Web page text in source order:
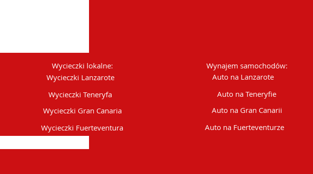
Wycieczki lokalne:
Wycieczki Lanzarote
Wycieczki Teneryfa
Wycieczki Gran Canaria
Wycieczki Fuerteventura
Wynajem samochodów:
Auto na Lanzarote
Auto na Teneryfie
Auto na Gran Canarii
Auto na Fuerteventurze